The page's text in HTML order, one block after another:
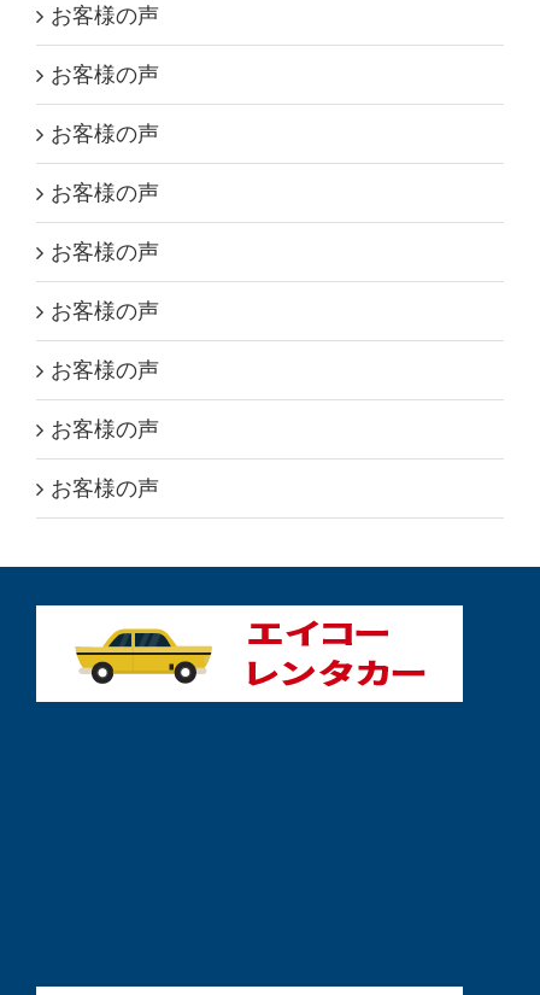
お客様の声
お客様の声
お客様の声
お客様の声
お客様の声
お客様の声
お客様の声
お客様の声
お客様の声